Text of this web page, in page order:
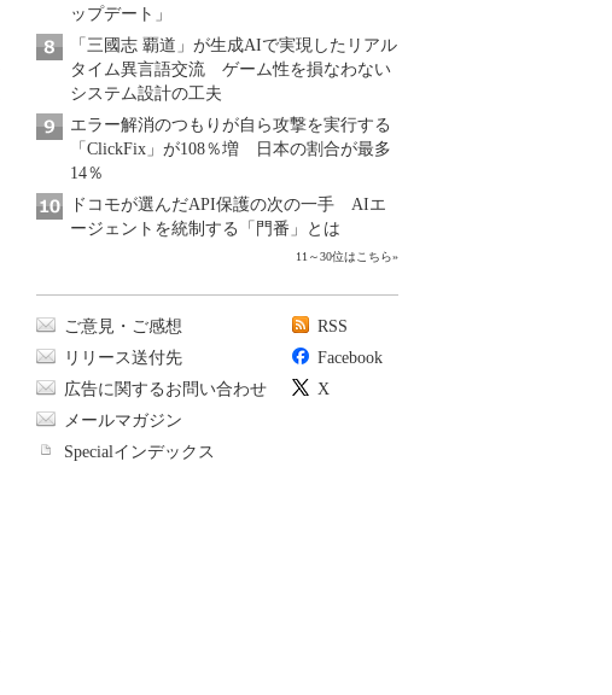
ップデート」
「三國志 覇道」が生成AIで実現したリアル
タイム異言語交流 ゲーム性を損なわない
システム設計の工夫
エラー解消のつもりが自ら攻撃を実行する
「ClickFix」が108％増 日本の割合が最多
14％
ドコモが選んだAPI保護の次の一手 AIエ
ージェントを統制する「門番」とは
11～30位はこちら»
ご意見・ご感想
リリース送付先
広告に関するお問い合わせ
メールマガジン
Specialインデックス
RSS
Facebook
X